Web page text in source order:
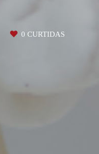
0 CURTIDAS